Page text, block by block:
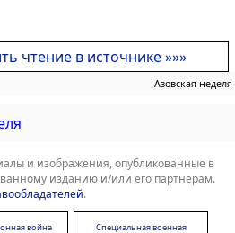
чтение в источнике »»»
Азовская неделя
и изображения, опубликованные в
изданию и/или его партнерам.
.
война
Специальная военная